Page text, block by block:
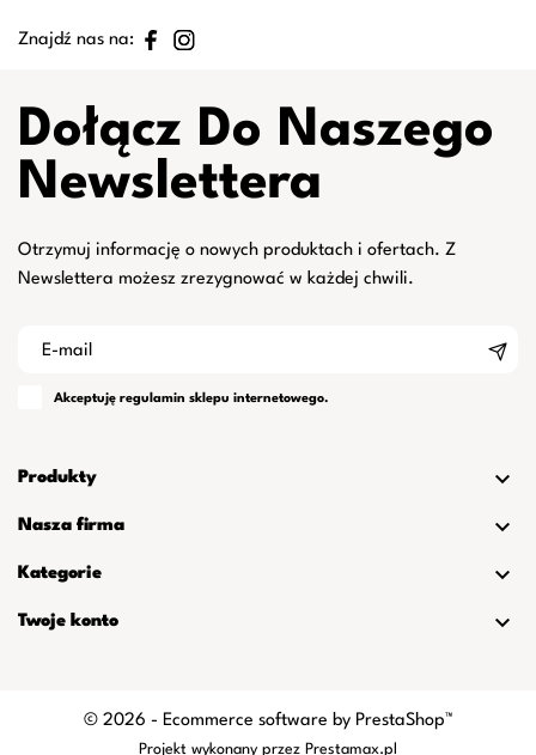
Znajdź nas na:
Dołącz Do Naszego
Newslettera
Otrzymuj informację o nowych produktach i ofertach. Z
Newslettera możesz zrezygnować w każdej chwili.
Akceptuję regulamin sklepu internetowego.
Produkty 
Nasza firma 
Kategorie 
Twoje konto 
© 2026 - Ecommerce software by PrestaShop™
Projekt wykonany przez Prestamax.pl